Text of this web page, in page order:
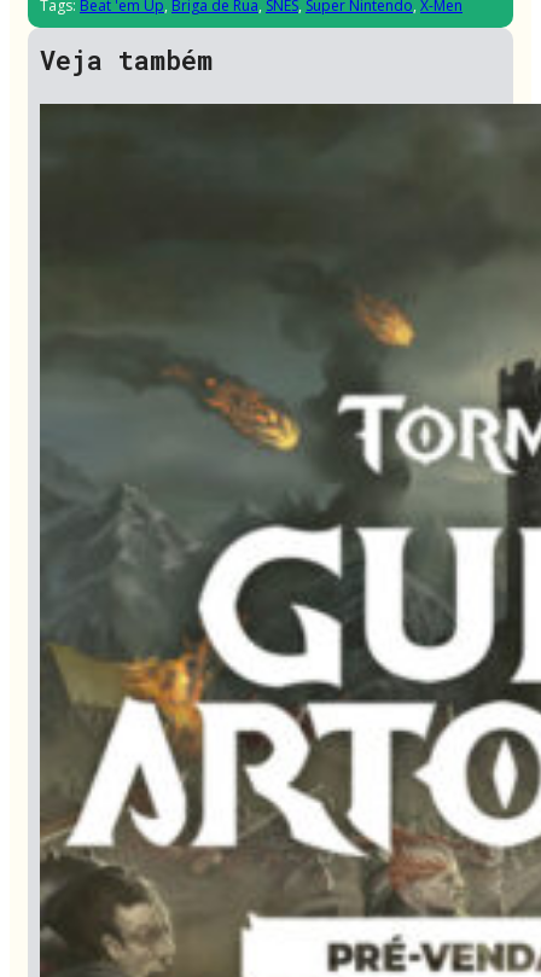
Tags: Beat 'em Up, Briga de Rua, SNES, Super Nintendo, X-Men
Veja também